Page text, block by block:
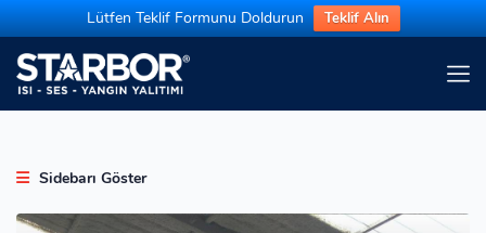
Lütfen Teklif Formunu Doldurun Teklif Alın
Sidebarı Göster